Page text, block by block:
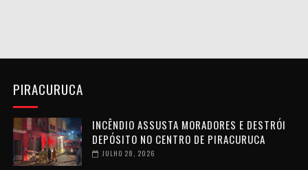
PIRACURUCA
INCÊNDIO ASSUSTA MORADORES E DESTRÓI
DEPÓSITO NO CENTRO DE PIRACURUCA
JULHO 28, 2026